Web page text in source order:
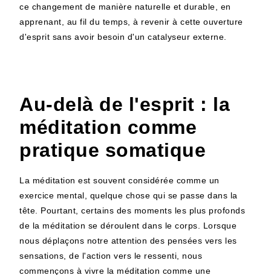
ce changement de manière naturelle et durable, en
apprenant, au fil du temps, à revenir à cette ouverture
d'esprit sans avoir besoin d'un catalyseur externe.
Au-delà de l'esprit : la
méditation comme
pratique somatique
La méditation est souvent considérée comme un
exercice mental, quelque chose qui se passe dans la
tête. Pourtant, certains des moments les plus profonds
de la méditation se déroulent dans le corps. Lorsque
nous déplaçons notre attention des pensées vers les
sensations, de l'action vers le ressenti, nous
commençons à vivre la méditation comme une